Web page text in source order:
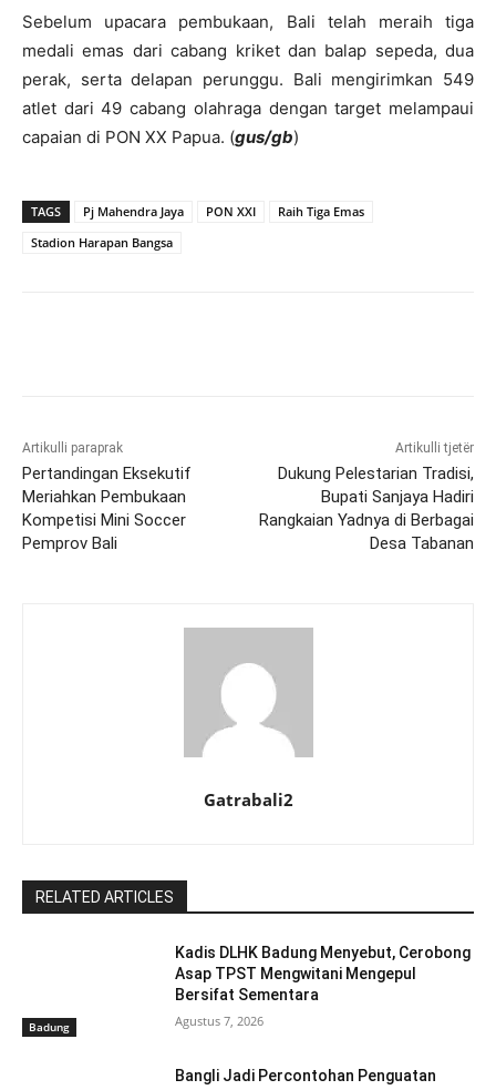
Sebelum upacara pembukaan, Bali telah meraih tiga
medali emas dari cabang kriket dan balap sepeda, dua
perak, serta delapan perunggu. Bali mengirimkan 549
atlet dari 49 cabang olahraga dengan target melampaui
capaian di PON XX Papua. (gus/gb)
TAGS Pj Mahendra Jaya PON XXI
Raih Tiga Emas
Stadion Harapan Bangsa
Artikulli paraprak
Pertandingan Eksekutif
Meriahkan Pembukaan
Kompetisi Mini Soccer
Pemprov Bali
Artikulli tjetër
Dukung Pelestarian Tradisi,
Bupati Sanjaya Hadiri
Rangkaian Yadnya di Berbagai
Desa Tabanan
Gatrabali2
RELATED ARTICLES
Badung
Kadis DLHK Badung Menyebut, Cerobong
Asap TPST Mengwitani Mengepul
Bersifat Sementara
Agustus 7, 2026
Bangli Jadi Percontohan Penguatan